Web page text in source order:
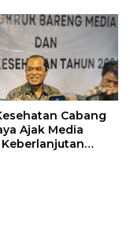
Cabang
Ajak Media